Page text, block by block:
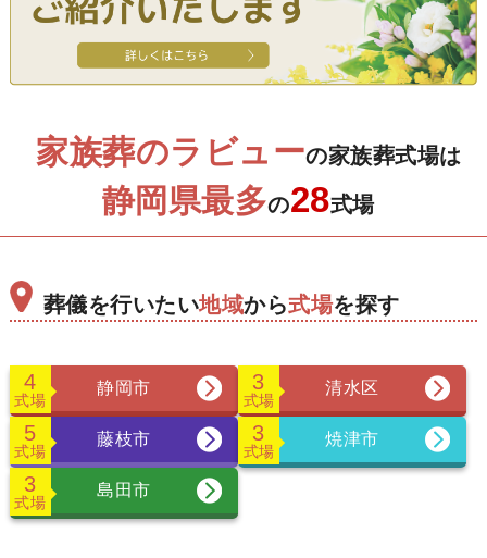
家族葬のラビューの家族葬式場は
静岡県最多の28式場
葬儀を行いたい地域から式場を探す
4
式場
静岡市 3
式場
清水区
5
式場
藤枝市 3
式場
焼津市
3
式場
島田市